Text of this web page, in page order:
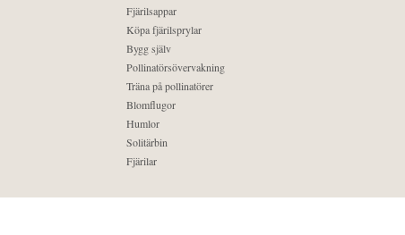
Fjärilsappar
Köpa fjärilsprylar
Bygg själv
Pollinatörsövervakning
Träna på pollinatörer
Blomflugor
Humlor
Solitärbin
Fjärilar